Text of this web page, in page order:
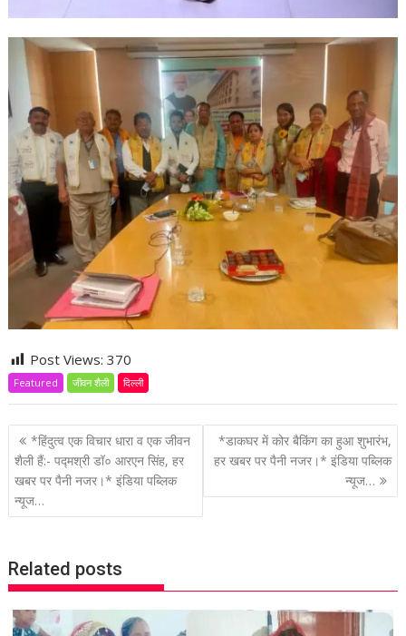
Post Views:370
Featured जीवन शैली दिल्ली
P
o
s
t
a
v
i
g
*हिंदुत्व एक विचार धारा व एक जीवन
शैली हैं:- पद्मश्री डॉ० आरएन सिंह, हर
खबर पर पैनी नजर।* इंडिया पब्लिक
न्यूज…
*डाकघर में कोर बैकिंग का हुआ शुभारंभ,
हर खबर पर पैनी नजर।* इंडिया पब्लिक
न्यूज…
Related posts